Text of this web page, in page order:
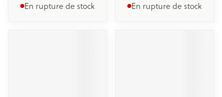
En rupture de stock En rupture de stock